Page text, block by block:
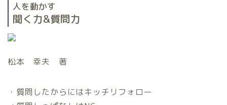
人を動かす
聞く力&質問力
松本 幸夫 著
・質問したからにはキッチリフォロー